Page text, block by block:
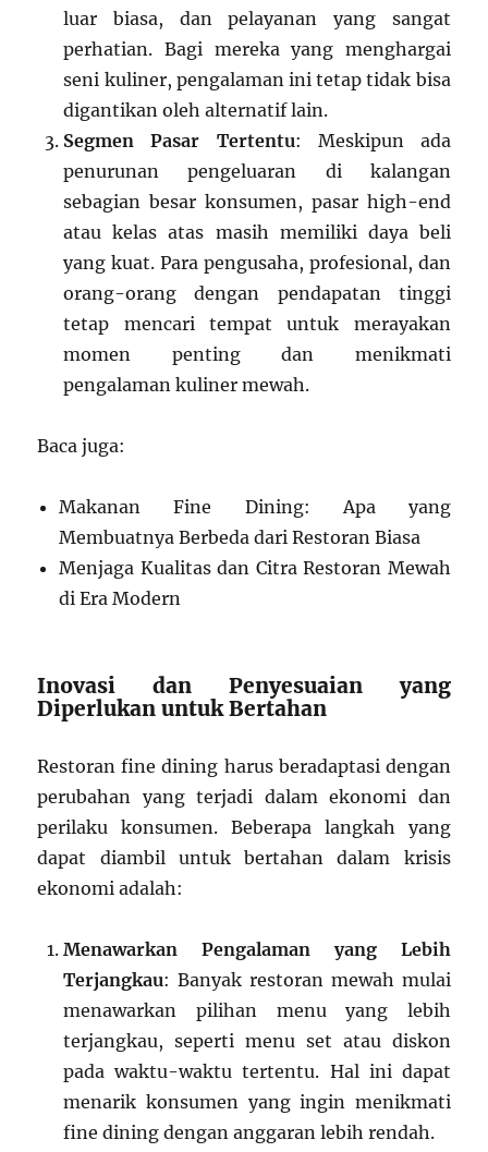
luar biasa, dan pelayanan yang sangat
perhatian. Bagi mereka yang menghargai
seni kuliner, pengalaman ini tetap tidak bisa
digantikan oleh alternatif lain.
Segmen Pasar Tertentu: Meskipun ada
penurunan pengeluaran di kalangan
sebagian besar konsumen, pasar high-end
atau kelas atas masih memiliki daya beli
yang kuat. Para pengusaha, profesional, dan
orang-orang dengan pendapatan tinggi
tetap mencari tempat untuk merayakan
momen penting dan menikmati
pengalaman kuliner mewah.
Baca juga:
Makanan Fine Dining: Apa yang
Membuatnya Berbeda dari Restoran Biasa
Menjaga Kualitas dan Citra Restoran Mewah
di Era Modern
Inovasi dan Penyesuaian yang
Diperlukan untuk Bertahan
Restoran fine dining harus beradaptasi dengan
perubahan yang terjadi dalam ekonomi dan
perilaku konsumen. Beberapa langkah yang
dapat diambil untuk bertahan dalam krisis
ekonomi adalah:
Menawarkan Pengalaman yang Lebih
Terjangkau: Banyak restoran mewah mulai
menawarkan pilihan menu yang lebih
terjangkau, seperti menu set atau diskon
pada waktu-waktu tertentu. Hal ini dapat
menarik konsumen yang ingin menikmati
fine dining dengan anggaran lebih rendah.